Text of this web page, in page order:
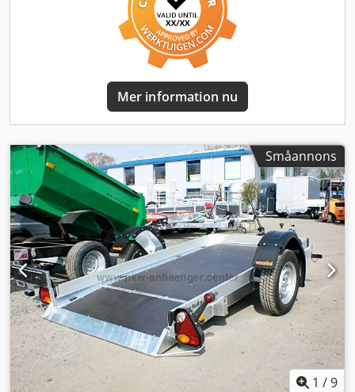
hjulspår, justerbara stödbygel, påkörningsramp,
surrningsöglor, stötdämpare och godkännande för 100
km/h, stödhjul, galvaniserad ram och V-dragstång.
Dwjdpfsq Npbfsx Ah Rja Du hittar exakt utrustning och
tekniska detaljer nedan. Som tillbehör erbjuder vi
motorcykelstöd, presenning och stativ, sidosats,
verktygslåda, motorcykelspännband, lastsäkringsband och
stöldskydd.
Mer information nu
Småannons
1 /9